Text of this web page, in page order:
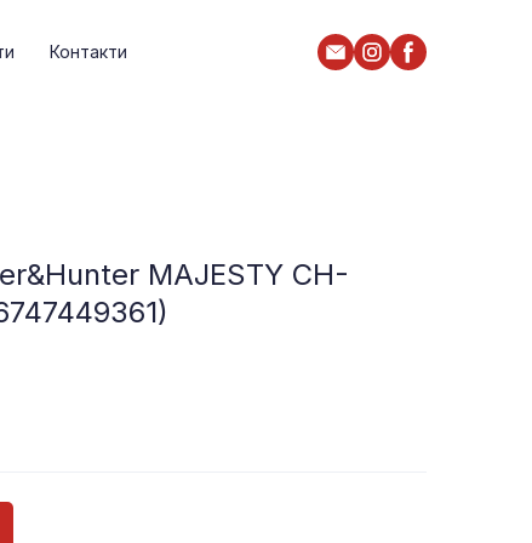
Контакти
MAJESTY CH-